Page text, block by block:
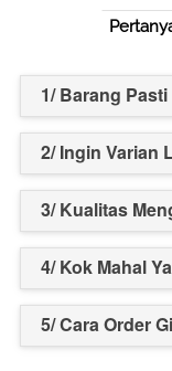
1/ Barang
2/ Ingin Varian
3/ Kualitas
4/ Kok Mahal
5/ Cara Order